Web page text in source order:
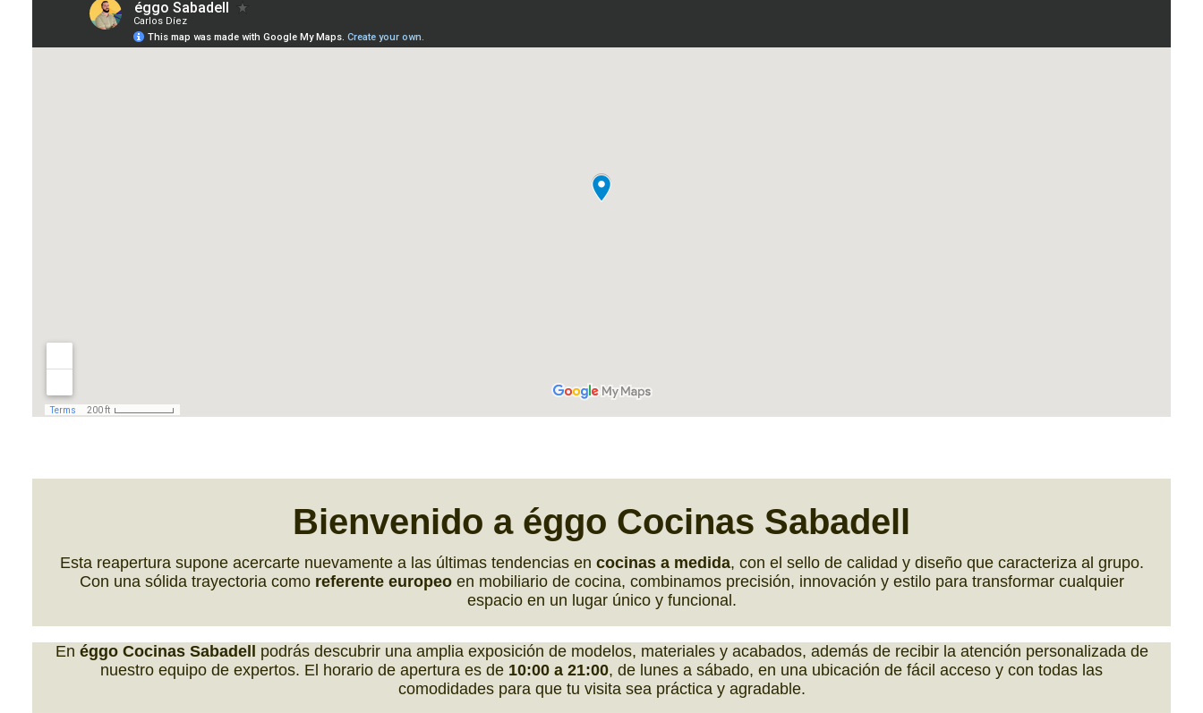
Bienvenido a éggo Cocinas Sabadell
Esta reapertura supone acercarte nuevamente a las últimas tendencias en cocinas a medida, con el sello de calidad y diseño que caracteriza al grupo.
Con una sólida trayectoria como referente europeoen mobiliario de cocina, combinamos precisión, innovación y estilo para transformar cualquier
espacio en un lugar único y funcional.
En éggo Cocinas Sabadell
podrás descubrir una amplia exposición de modelos, materiales y acabados, además de recibir la atención personalizada de
nuestro equipo de expertos. El horario de apertura es de 10:00 a 21:00, de lunes a sábado, en una ubicación de fácil acceso y con todas las
comodidades para que tu visita sea práctica y agradable.